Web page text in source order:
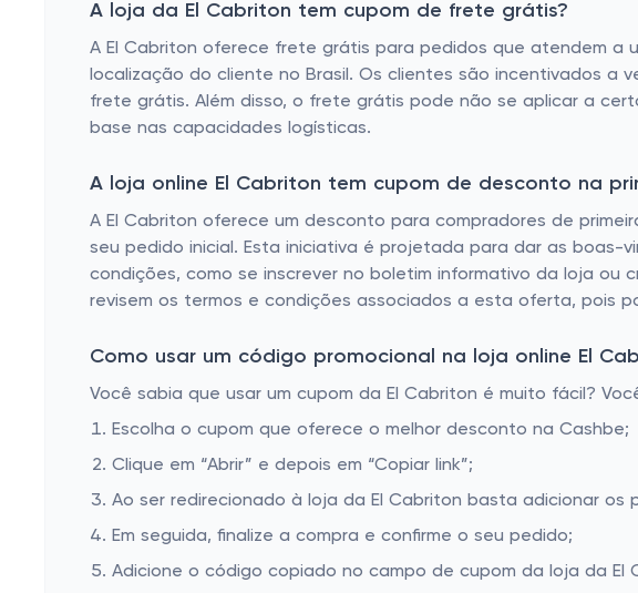
A loja da El Cabriton tem cupom de frete grátis?
A El Cabriton oferece frete grátis para pedidos que atendem a
localização do cliente no Brasil. Os clientes são incentivados a
frete grátis. Além disso, o frete grátis pode não se aplicar a
base nas capacidades logísticas.
A loja online El Cabriton tem cupom de desconto na
A El Cabriton oferece um desconto para compradores de
seu pedido inicial. Esta iniciativa é projetada para dar as
condições, como se inscrever no boletim informativo da loja ou
revisem os termos e condições associados a esta oferta, pois
Como usar um código promocional na loja online El
Você sabia que usar um cupom da El Cabriton é muito fácil?
Escolha o cupom que oferece o melhor desconto na Cashbe;
Clique em “Abrir” e depois em “Copiar link”;
Ao ser redirecionado à loja da El Cabriton basta adicionar os
Em seguida, finalize a compra e confirme o seu pedido;
Adicione o código copiado no campo de cupom da loja da El